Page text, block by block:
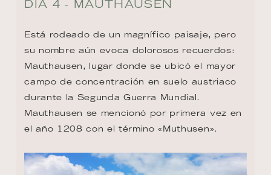
DÍA 4 - MAUTHAUSEN
Está rodeado de un magnífico paisaje, pero
su nombre aún evoca dolorosos recuerdos:
Mauthausen, lugar donde se ubicó el mayor
campo de concentración en suelo austriaco
durante la Segunda Guerra Mundial.
Mauthausen se mencionó por primera vez en
el año 1208 con el término «Muthusen».